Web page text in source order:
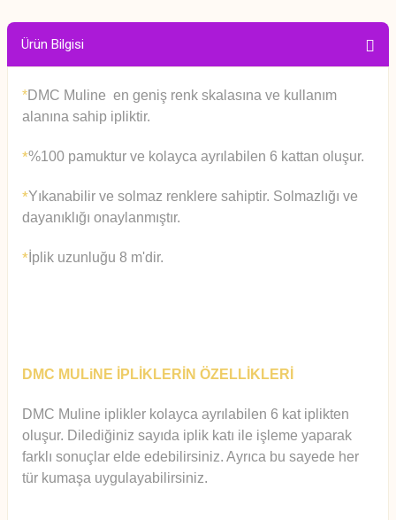
Ürün Bilgisi
*DMC Muline en geniş renk skalasına ve kullanım
alanına sahip ipliktir.
*%100 pamuktur ve kolayca ayrılabilen 6 kattan oluşur.
*Yıkanabilir ve solmaz renklere sahiptir. Solmazlığı ve
dayanıklığı onaylanmıştır.
* İplik uzunluğu 8 m'dir.
DMC MULiNE İPLİKLERİN ÖZELLİKLERİ
DMC Muline iplikler kolayca ayrılabilen 6 kat iplikten
oluşur. Dilediğiniz sayıda iplik katı ile işleme yaparak
farklı sonuçlar elde edebilirsiniz. Ayrıca bu sayede her
tür kumaşa uygulayabilirsiniz.